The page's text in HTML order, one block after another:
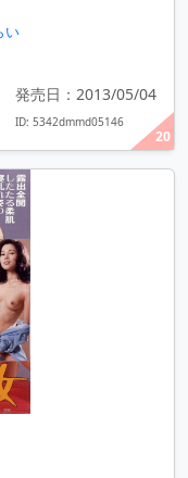
20
い
発売日：2013/05/04
ID: 5342dmmd05146